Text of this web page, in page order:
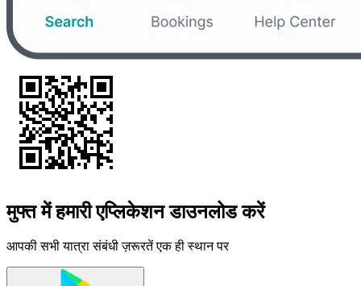
मुफ्त में हमारी एप्लिकेशन डाउनलोड करें
आपकी सभी यात्रा संबंधी ज़रूरतें एक ही स्थान पर